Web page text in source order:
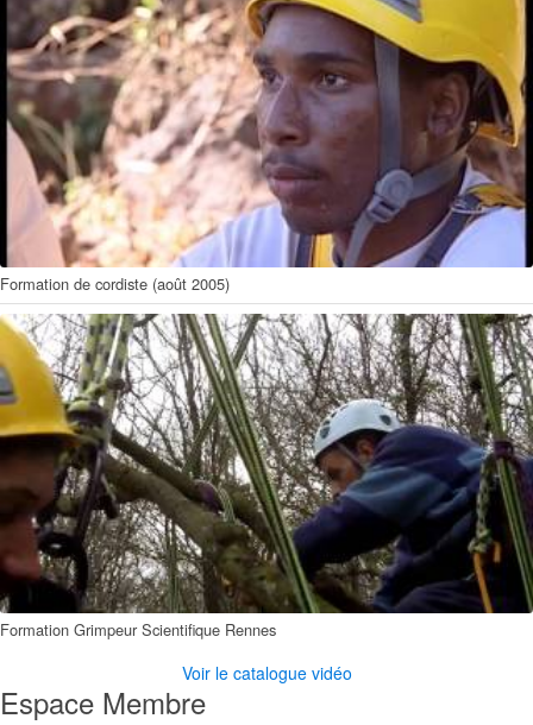
Formation de cordiste (août 2005)
Formation Grimpeur Scientifique Rennes
Voir le catalogue vidéo
Espace Membre